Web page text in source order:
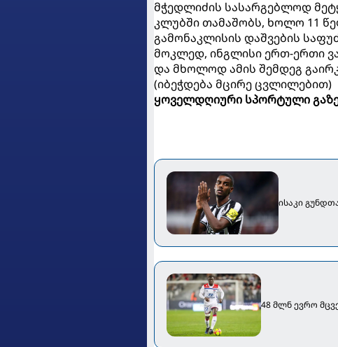
მჭედლიძის სასარგებლოდ
კლუბში თამაშობს, ხოლო 11
გამონაკლისის დაშვების
მოკლედ, ინგლისი ერთ-ერთი
და მხოლოდ ამის შემდეგ
(იბეჭდება მცირე ცვლილებით)
ყოველდღიური სპორტული
ისაკი
48 მლნ ევრო